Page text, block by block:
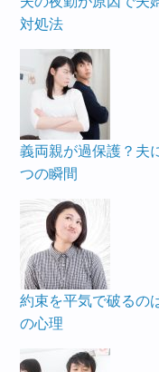
対処法
義両親が過保護？夫
つの瞬間
約束を平気で破るの
の心理